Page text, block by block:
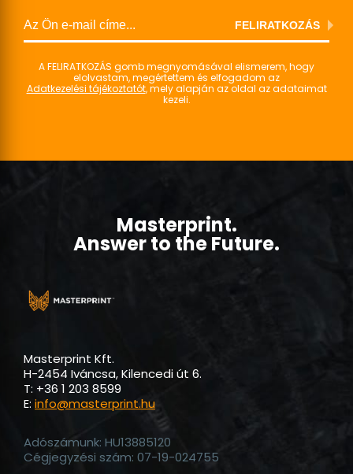
FELIRATKOZÁS
A FELIRATKOZÁS gomb megnyomásával elismerem, hogy
elolvastam, megértettem és elfogadom az
Adatkezelési tájékoztatót, mely alapján az oldal az adataimat
kezeli.
Masterprint.
Answer to the Future.
Masterprint Kft.
H-2454 Iváncsa, Kilencedi út 6.
T: +36 1 203 8599
E: info@masterprint.hu
Adószámunk: HU13885120
Cégjegyzési szám: 07-19-024755